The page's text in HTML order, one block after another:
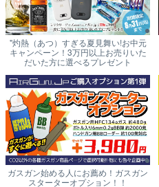
"灼熱（あつ）すぎる夏見舞い!お中元
キャンペーン！3万円以上お売りいた
だいた方に選べるプレゼント
ガスガン始める人にお薦め！ガスガン
スターターオプション！！